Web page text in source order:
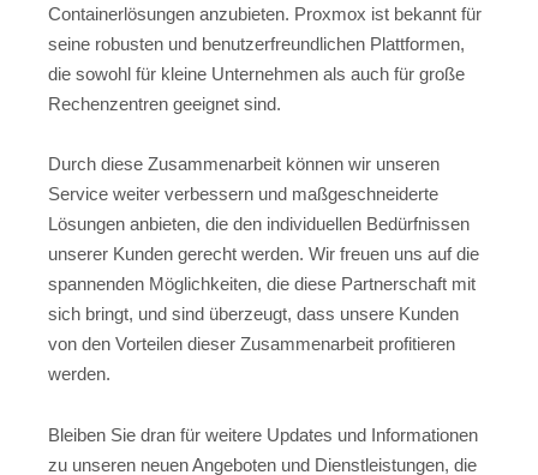
Containerlösungen anzubieten. Proxmox ist bekannt für
seine robusten und benutzerfreundlichen Plattformen,
die sowohl für kleine Unternehmen als auch für große
Rechenzentren geeignet sind.
Durch diese Zusammenarbeit können wir unseren
Service weiter verbessern und maßgeschneiderte
Lösungen anbieten, die den individuellen Bedürfnissen
unserer Kunden gerecht werden. Wir freuen uns auf die
spannenden Möglichkeiten, die diese Partnerschaft mit
sich bringt, und sind überzeugt, dass unsere Kunden
von den Vorteilen dieser Zusammenarbeit profitieren
werden.
Bleiben Sie dran für weitere Updates und Informationen
zu unseren neuen Angeboten und Dienstleistungen, die